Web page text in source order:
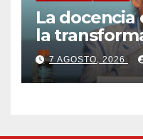
La docencia
la
universitaria:
UATx
7 AGOSTO, 2026